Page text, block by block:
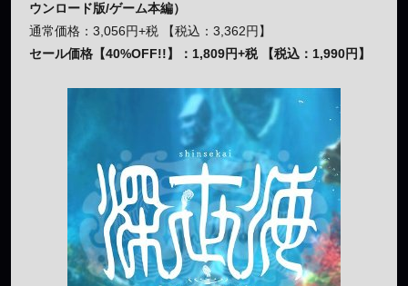
ウンロード版/ゲーム本編）
通常価格：3,056円+税 【税込：3,362円】
セール価格【40%OFF!!】：1,809円+税 【税込：1,990円】